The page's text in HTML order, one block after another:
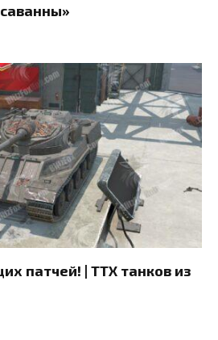
патчей! | ТТХ танков из